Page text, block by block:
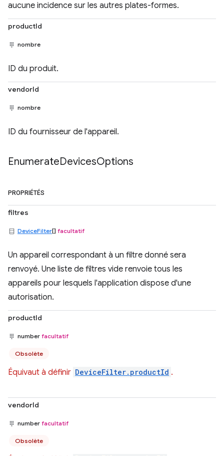
aucune incidence sur les autres plates-formes.
productId
nombre
ID du produit.
vendorId
nombre
ID du fournisseur de l'appareil.
EnumerateDevicesOptions
PROPRIÉTÉS
filtres
DeviceFilter[] facultatif
Un appareil correspondant à un filtre donné sera
renvoyé. Une liste de filtres vide renvoie tous les
appareils pour lesquels l'application dispose d'une
autorisation.
productId
number facultatif
Obsolète
Équivaut à définir DeviceFilter.productId .
vendorId
number facultatif
Obsolète